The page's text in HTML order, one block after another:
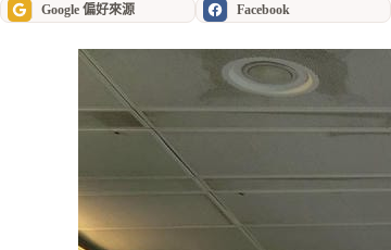
Google 偏好來源 Facebook